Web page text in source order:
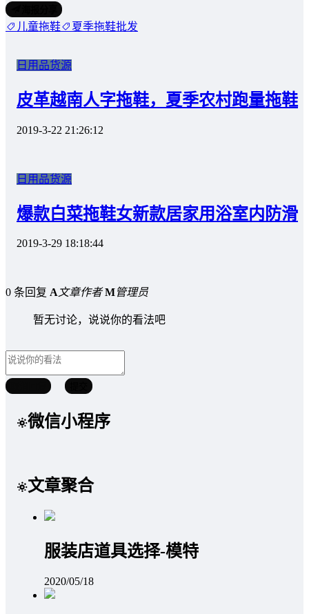
儿童拖鞋 夏季拖鞋批发
日用品货源
皮革越南人字拖鞋，夏季农村跑量拖鞋
2019-3-22 21:26:12
日用品货源
爆款白菜拖鞋女新款居家用浴室内防滑
2019-3-29 18:18:44
0 条回复 A文章作者 M管理员
暂无讨论，说说你的看法吧
微信小程序
文章聚合
服装店道具选择-模特
2020/05/18